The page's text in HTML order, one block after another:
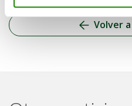
Volver